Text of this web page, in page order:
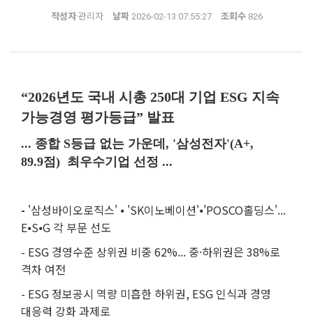
작성자관리자 날짜2026-02-13 07:55:27 조회수826
“2026년도 국내 시총 250대 기업 ESG 지속
가능경영 평가등급” 발표
... 종합 S등급 없는 가운데 , '삼성전자'(A+,
89.9점) 최우수기업 선정 ...
- '삼성바이오로직스' ⦁ 'SK이노베이션'⦁'POSCO홀딩스'...
E⦁S⦁G 각 부문 선도
- ESG 경영수준 상위권 비중 62%... 중⸱하위권은 38%로
격차 여전
- ESG 정보공시 역량 미흡한 하위권, ESG 인식과 경영
대응력 강화 과제로